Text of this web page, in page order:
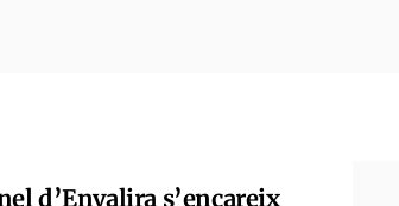
d’Envalira s’encareix